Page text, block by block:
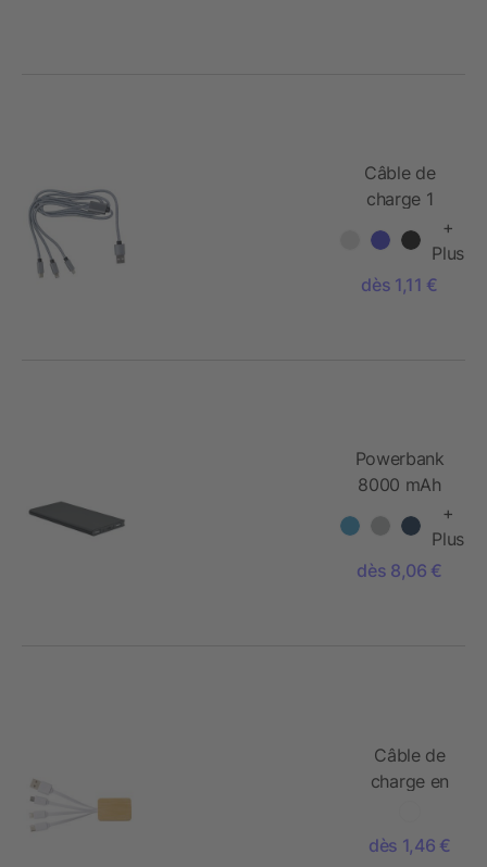
Câble de
charge 1
+
Plus
dès 1,11 €
Powerbank
8000 mAh
+
Plus
dès 8,06 €
Câble de
charge en
dès 1,46 €